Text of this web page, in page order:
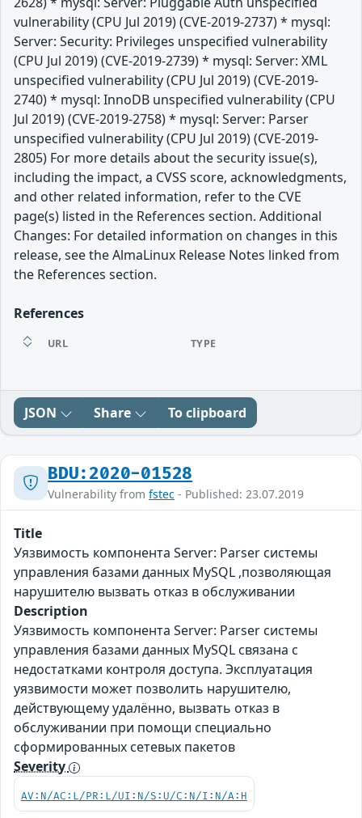
vulnerability (CPU Jul 2019) (CVE-2019-2737) * mysql:
Server: Security: Privileges unspecified vulnerability
(CPU Jul 2019) (CVE-2019-2739) * mysql: Server: XML
unspecified vulnerability (CPU Jul 2019) (CVE-2019-
2740) * mysql: InnoDB unspecified vulnerability (CPU
Jul 2019) (CVE-2019-2758) * mysql: Server: Parser
unspecified vulnerability (CPU Jul 2019) (CVE-2019-
2805) For more details about the security issue(s),
including the impact, a CVSS score, acknowledgments,
and other related information, refer to the CVE
page(s) listed in the References section. Additional
Changes: For detailed information on changes in this
release, see the AlmaLinux Release Notes linked from
the References section.
References
URL TYPE
JSON Share To clipboard
BDU:2020-01528
Vulnerability from fstec - Published: 23.07.2019
Title
Уязвимость компонента Server: Parser системы
управления базами данных MySQL ,позволяющая
нарушителю вызвать отказ в обслуживании
Description
Уязвимость компонента Server: Parser системы
управления базами данных MySQL связана с
недостатками контроля доступа. Эксплуатация
уязвимости может позволить нарушителю,
действующему удалённо, вызвать отказ в
обслуживании при помощи специально
сформированных сетевых пакетов
Severity
AV:N/AC:L/PR:L/UI:N/S:U/C:N/I:N/A:H